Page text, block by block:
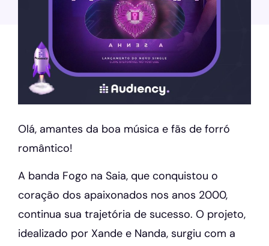
Olá, amantes da boa música e fãs de forró
romântico!
A banda Fogo na Saia, que conquistou o
coração dos apaixonados nos anos 2000,
continua sua trajetória de sucesso. O projeto,
idealizado por Xande e Nanda, surgiu com a